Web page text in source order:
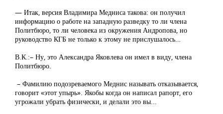
— Итак, версия Владимира Медниса такова: он получил
информацию о работе на западную разведку то ли члена
Политбюро, то ли человека из окружения Андропова, но
руководство КГБ не только к этому не прислушалось…
В.К.:– Ну, это Александра Яковлева он имел в виду, члена
Политбюро.
– Фамилию подозреваемого Меднис называть отказывается,
говорит «этот упырь». Якобы когда он написал рапорт, его
угрожали убрать физически, и делали это вы...